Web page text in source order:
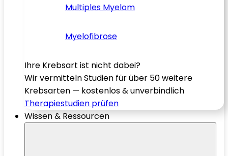
Multiples Myelom
Myelofibrose
Ihre Krebsart ist nicht dabei?
Wir vermitteln Studien für über 50 weitere
Krebsarten — kostenlos & unverbindlich
Therapiestudien prüfen
Wissen & Ressourcen